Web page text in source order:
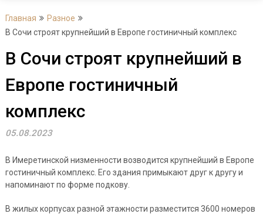
Главная
Разное
В Сочи строят крупнейший в Европе гостиничный комплекс
В Сочи строят крупнейший в
Европе гостиничный
комплекс
05.08.2023
В Имеретинской низменности возводится крупнейший в Европе
гостиничный комплекс. Его здания примыкают друг к другу и
напоминают по форме подкову.
В жилых корпусах разной этажности разместится 3600 номеров